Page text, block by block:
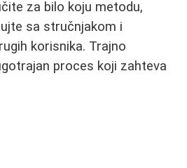
za bilo koju metodu,
sa stručnjakom i
korisnika. Trajno
proces koji zahteva